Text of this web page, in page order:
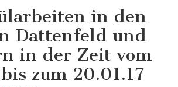
in den
Dattenfeld und
in der Zeit vom
zum 20.01.17